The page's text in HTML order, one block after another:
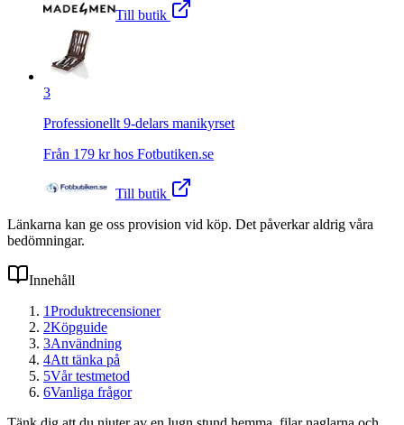
Till butik
3
Professionellt 9-delars manikyrset
Från 179 kr hos Fotbutiken.se
Till butik
Länkarna kan ge oss provision vid köp. Det påverkar aldrig våra
bedömningar.
Innehåll
1Produktrecensioner
2Köpguide
3Användning
4Att tänka på
5Vår testmetod
6Vanliga frågor